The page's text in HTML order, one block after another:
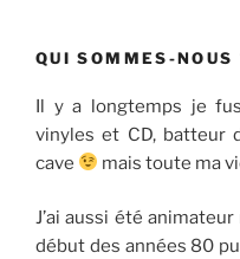
QUI SOMMES-NOUS
Il y a longtemps je
vinyles et CD, batteur
cave
mais toute ma
J’ai aussi été
début des années 80